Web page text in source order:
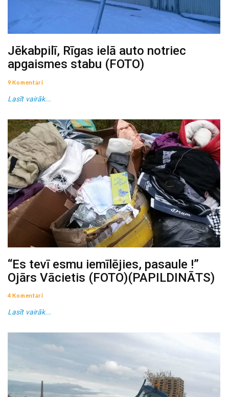
Jēkabpilī, Rīgas ielā auto notriec
apgaismes stabu (FOTO)
9 Komentāri
Lasīt vairāk...
“Es tevī esmu iemīlējies, pasaule !”
Ojārs Vācietis (FOTO)(PAPILDINĀTS)
4 Komentāri
Lasīt vairāk...